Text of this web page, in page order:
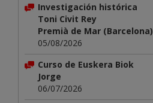
Investigación histórica
Toni Civit Rey
Premià de Mar (Barcelona)
05/08/2026
Curso de Euskera Biok
Jorge
06/07/2026